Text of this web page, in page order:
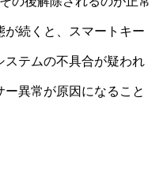
続くと、スマートキー
ステムの不具合が疑われ
異常が原因になること